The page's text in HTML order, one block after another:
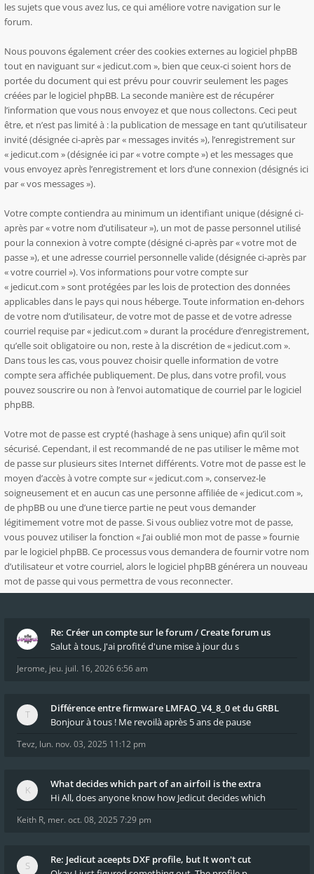
les sujets que vous avez lus, ce qui améliore votre navigation sur le
forum.
Nous pouvons également créer des cookies externes au logiciel phpBB
tout en naviguant sur « jedicut.com », bien que ceux-ci soient hors de
portée du document qui est prévu pour couvrir seulement les pages
créées par le logiciel phpBB. La seconde manière est de récupérer
l’information que vous nous envoyez et que nous collectons. Ceci peut
être, et n’est pas limité à : la publication de message en tant qu’utilisateur
invité (désignée ci-après par « messages invités »), l’enregistrement sur
« jedicut.com » (désignée ici par « votre compte ») et les messages que
vous envoyez après l’enregistrement et lors d’une connexion (désignés ici
par « vos messages »).
Votre compte contiendra au minimum un identifiant unique (désigné ci-
après par « votre nom d’utilisateur »), un mot de passe personnel utilisé
pour la connexion à votre compte (désigné ci-après par « votre mot de
passe »), et une adresse courriel personnelle valide (désignée ci-après par
« votre courriel »). Vos informations pour votre compte sur
« jedicut.com » sont protégées par les lois de protection des données
applicables dans le pays qui nous héberge. Toute information en-dehors
de votre nom d’utilisateur, de votre mot de passe et de votre adresse
courriel requise par « jedicut.com » durant la procédure d’enregistrement,
qu’elle soit obligatoire ou non, reste à la discrétion de « jedicut.com ».
Dans tous les cas, vous pouvez choisir quelle information de votre
compte sera affichée publiquement. De plus, dans votre profil, vous
pouvez souscrire ou non à l’envoi automatique de courriel par le logiciel
phpBB.
Votre mot de passe est crypté (hashage à sens unique) afin qu’il soit
sécurisé. Cependant, il est recommandé de ne pas utiliser le même mot
de passe sur plusieurs sites Internet différents. Votre mot de passe est le
moyen d’accès à votre compte sur « jedicut.com », conservez-le
soigneusement et en aucun cas une personne affiliée de « jedicut.com »,
de phpBB ou une d’une tierce partie ne peut vous demander
légitimement votre mot de passe. Si vous oubliez votre mot de passe,
vous pouvez utiliser la fonction « J’ai oublié mon mot de passe » fournie
par le logiciel phpBB. Ce processus vous demandera de fournir votre nom
d’utilisateur et votre courriel, alors le logiciel phpBB générera un nouveau
mot de passe qui vous permettra de vous reconnecter.
Re: Créer un compte sur le forum / Create forum us
Salut à tous, J'ai profité d'une mise à jour du s
Jerome, jeu. juil. 16, 2026 6:56 am
Différence entre firmware LMFAO_V4_8_0 et du GRBL
Bonjour à tous ! Me revoilà après 5 ans de pause
Tevz, lun. nov. 03, 2025 11:12 pm
What decides which part of an airfoil is the extra
Hi All, does anyone know how Jedicut decides which
Keith R, mer. oct. 08, 2025 7:29 pm
Re: Jedicut aceepts DXF profile, but It won't cut